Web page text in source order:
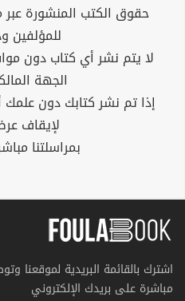
حقوق الكتب المنشورة
للمؤلفين
لا يتم نشر أي كتاب دون
الجهة
إذا تم نشر كتابك دون علمك
لإيقاف
بمراسلتنا
اشترك بالقائمة البريدية لموقعنا
مباشرة على بريدك الإلكتروني